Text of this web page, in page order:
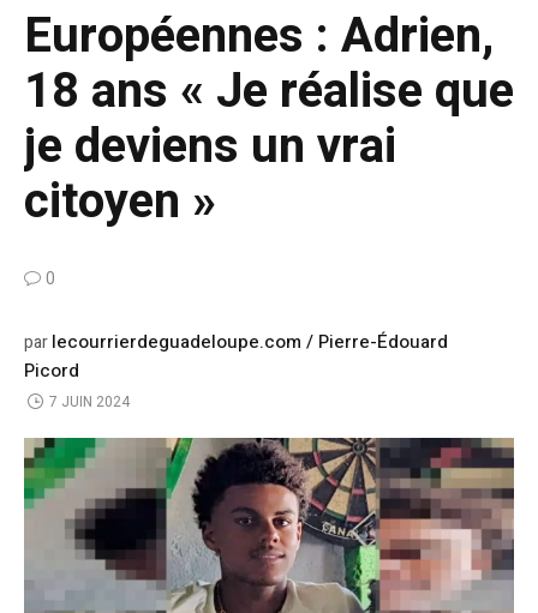
Européennes : Adrien,
18 ans « Je réalise que
je deviens un vrai
citoyen »
0
parlecourrierdeguadeloupe.com / Pierre-Édouard
Picord
7 JUIN 2024